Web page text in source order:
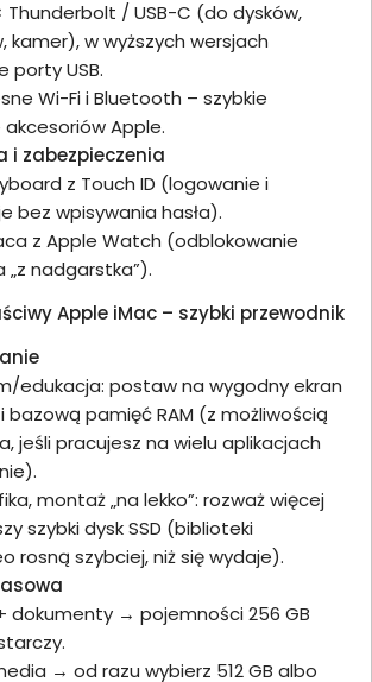
Thunderbolt / USB-C (do dysków,
kamer), w wyższych wersjach
porty USB.
Wi-Fi i Bluetooth – szybkie
Apple.
i zabezpieczenia
z Touch ID (logowanie i
bez wpisywania hasła).
z Apple Watch (odblokowanie
nadgarstka”).
Apple iMac – szybki przewodnik
edukacja: postaw na wygodny ekran
bazową pamięć RAM (z możliwością
jeśli pracujesz na wielu aplikacjach
montaż „na lekko”: rozważ więcej
szybki dysk SSD (biblioteki
rosną szybciej, niż się wydaje).
dokumenty → pojemności 256 GB
→ od razu wybierz 512 GB albo